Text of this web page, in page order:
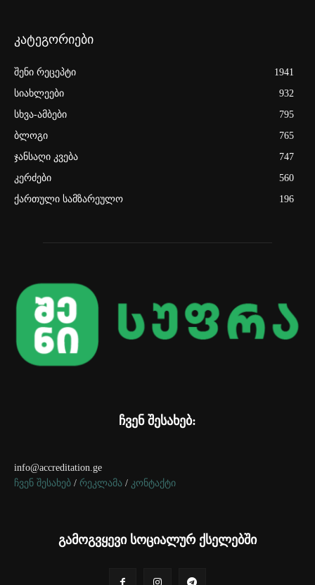
კატეგორიები
შენი რეცეპტი
1941
სიახლეები
932
სხვა-ამბები
795
ბლოგი
765
ჯანსაღი კვება
747
კერძები
560
ქართული სამზარეულო
196
ჩვენ შესახებ:
info@accreditation.ge
ჩვენ შესახებ / რეკლამა / კონტაქტი
გამოგვყევი სოციალურ ქსელებში